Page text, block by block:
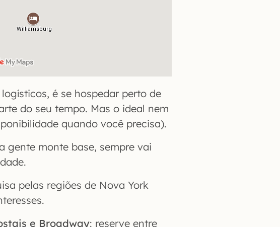
é se hospedar perto de
do seu tempo. Mas o ideal nem
quando você precisa).
gente monte base, sempre vai
pelas regiões de Nova York
e Broadway: reserve entre